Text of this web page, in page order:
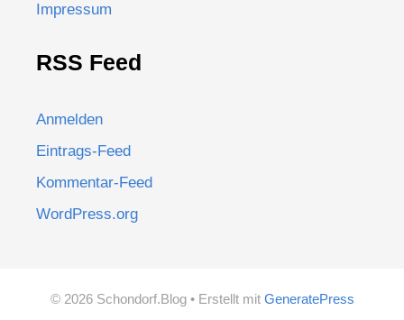
Impressum
RSS Feed
Anmelden
Eintrags-Feed
Kommentar-Feed
WordPress.org
© 2026 Schondorf.Blog• Erstellt mit GeneratePress